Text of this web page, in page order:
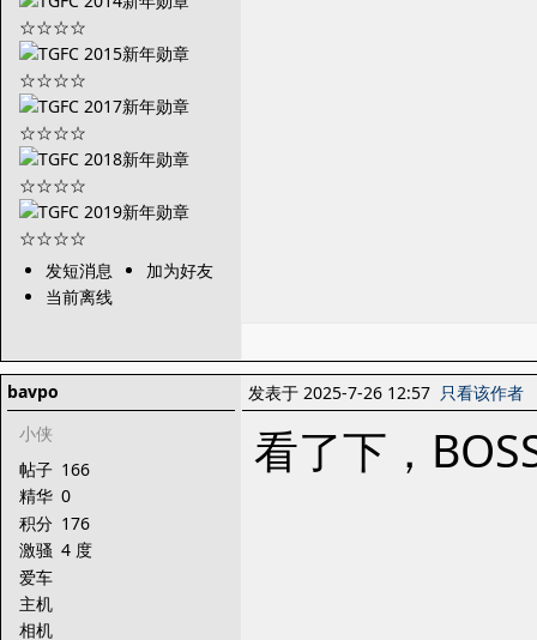
发短消息
加为好友
当前离线
bavpo
小侠
帖子 166
精华 0
积分 176
激骚 4 度
爱车
主机
相机
发表于 2025-7-26 12:57 只看该作者
看了下，